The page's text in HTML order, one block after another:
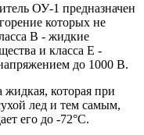
ОУ-1 предназначен
которых не
В - жидкие
и класса Е -
до 1000 В.
которая при
лед и тем самым,
его до -72°C.